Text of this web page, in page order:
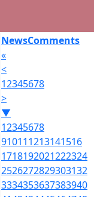
NewsComments
«
<
12345678
>
▼
12345678
910111213141516
1718192021222324
2526272829303132
3334353637383940